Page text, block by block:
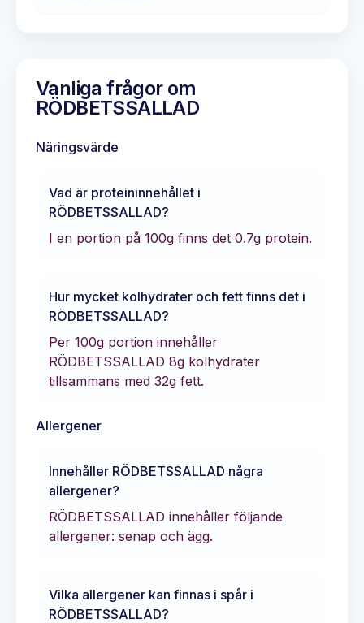
Vanliga frågor om
RÖDBETSSALLAD
Näringsvärde
Vad är proteininnehållet i
RÖDBETSSALLAD?
I en portion på 100g finns det 0.7g protein.
Hur mycket kolhydrater och fett finns det i
RÖDBETSSALLAD?
Per 100g portion innehåller
RÖDBETSSALLAD 8g kolhydrater
tillsammans med 32g fett.
Allergener
Innehåller RÖDBETSSALLAD några
allergener?
RÖDBETSSALLAD innehåller följande
allergener: senap och ägg.
Vilka allergener kan finnas i spår i
RÖDBETSSALLAD?